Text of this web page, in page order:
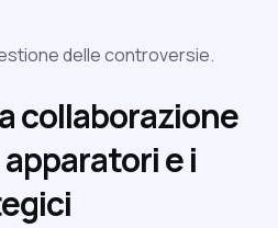
delle controversie.
collaborazione
e i